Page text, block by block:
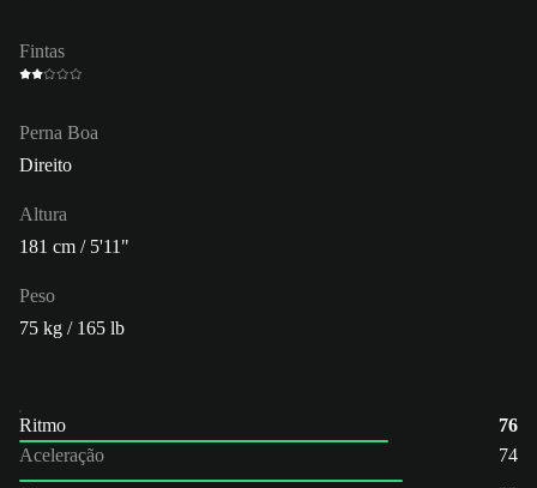
Fintas
Perna Boa
Direito
Altura
181 cm / 5'11"
Peso
75 kg / 165 lb
Ritmo
76
Aceleração
74